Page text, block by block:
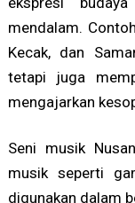
mendalam.
Kecak, dan
tetapi juga
mengajarkan
Seni musik
musik seperti
digunakan dalam